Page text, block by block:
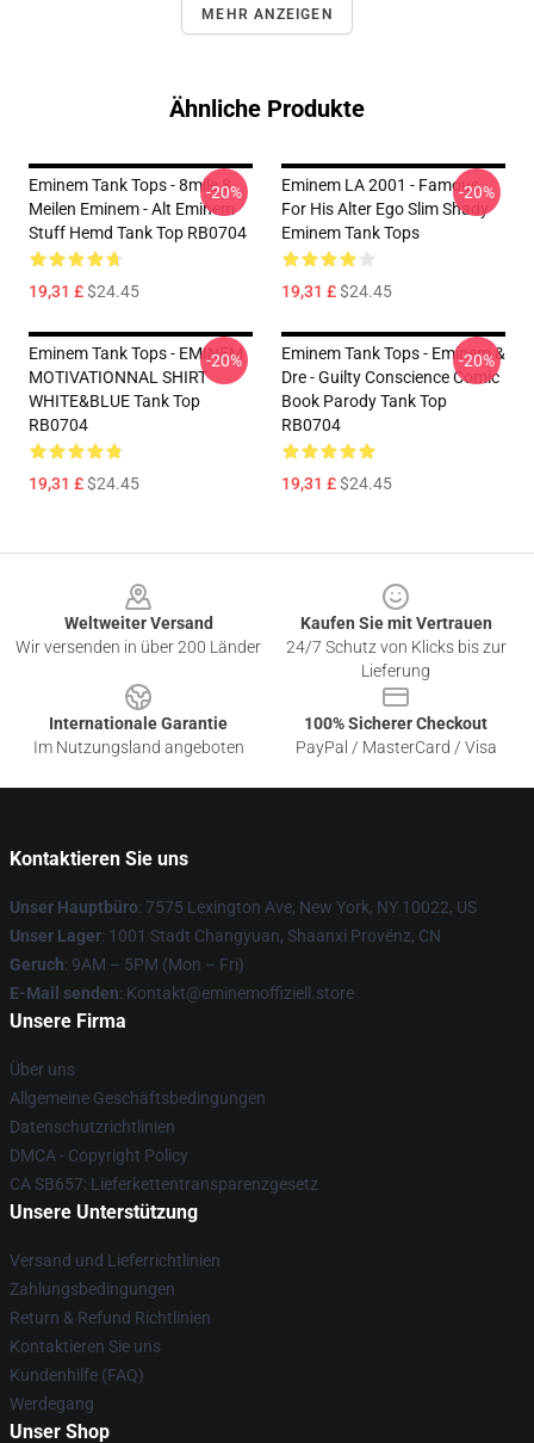
MEHR ANZEIGEN
Ähnliche Produkte
Eminem Tank Tops - 8mile 8
Meilen Eminem - Alt Eminem
Stuff Hemd Tank Top RB0704
19,31 £$24.45
-20%
Eminem LA 2001 - Famous
For His Alter Ego Slim Shady
Eminem Tank Tops
19,31 £$24.45
-20%
Eminem Tank Tops - EMINEM
MOTIVATIONNAL SHIRT
WHITE&BLUE Tank Top
RB0704
19,31 £$24.45
-20%
Eminem Tank Tops - Eminem &
Dre - Guilty Conscience Comic
Book Parody Tank Top
RB0704
19,31 £$24.45
-20%
Weltweiter Versand
Wir versenden in über 200 Länder
Kaufen Sie mit Vertrauen
24/7 Schutz von Klicks bis zur
Lieferung
Internationale Garantie
Im Nutzungsland angeboten
100% Sicherer Checkout
PayPal / MasterCard / Visa
Kontaktieren Sie uns
Unser Hauptbüro: 7575 Lexington Ave, New York, NY 10022, US
Unser Lager: 1001 Stadt Changyuan, Shaanxi Provënz, CN
Geruch: 9AM – 5PM (Mon – Fri)
E-Mail senden: Kontakt@eminemoffiziell.store
Unsere Firma
Über uns
Allgemeine Geschäftsbedingungen
Datenschutzrichtlinien
DMCA - Copyright Policy
CA SB657: Lieferkettentransparenzgesetz
Unsere Unterstützung
Versand und Lieferrichtlinien
Zahlungsbedingungen
Return & Refund Richtlinien
Kontaktieren Sie uns
Kundenhilfe (FAQ)
Werdegang
Unser Shop